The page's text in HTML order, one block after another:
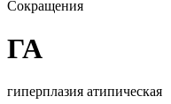
Сокращения
ГА
гиперплазия атипическая